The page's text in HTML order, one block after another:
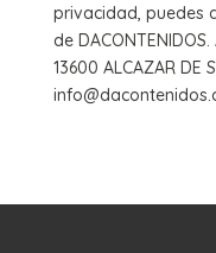
privacidad, puedes
de DACONTENIDOS.
13600 ALCAZAR DE